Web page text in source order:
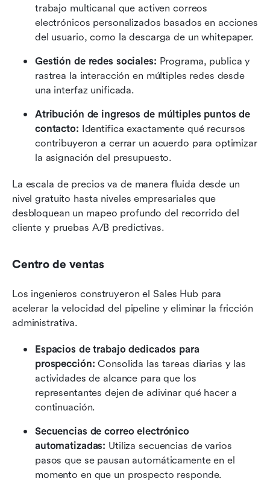
trabajo multicanal que activen correos
electrónicos personalizados basados en acciones
del usuario, como la descarga de un whitepaper.
Gestión de redes sociales: Programa, publica y
rastrea la interacción en múltiples redes desde
una interfaz unificada.
Atribución de ingresos de múltiples puntos de
contacto: Identifica exactamente qué recursos
contribuyeron a cerrar un acuerdo para optimizar
la asignación del presupuesto.
La escala de precios va de manera fluida desde un
nivel gratuito hasta niveles empresariales que
desbloquean un mapeo profundo del recorrido del
cliente y pruebas A/B predictivas.
Centro de ventas
Los ingenieros construyeron el Sales Hub para
acelerar la velocidad del pipeline y eliminar la fricción
administrativa.
Espacios de trabajo dedicados para
prospección: Consolida las tareas diarias y las
actividades de alcance para que los
representantes dejen de adivinar qué hacer a
continuación.
Secuencias de correo electrónico
automatizadas: Utiliza secuencias de varios
pasos que se pausan automáticamente en el
momento en que un prospecto responde.